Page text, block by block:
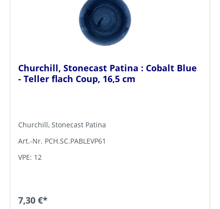
Churchill, Stonecast Patina : Cobalt Blue
- Teller flach Coup, 16,5 cm
Churchill, Stonecast Patina
Art.-Nr. PCH.SC.PABLEVP61
VPE: 12
7,30 €*